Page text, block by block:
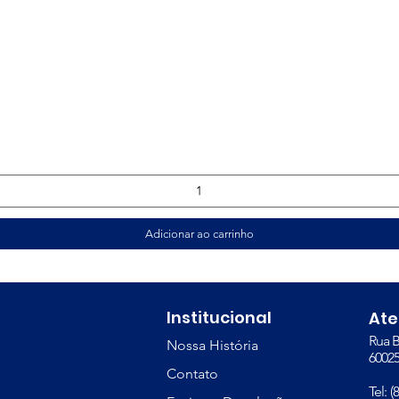
Adicionar ao carrinho
Institucional
Nossa História
Contato
Rua
Tel: